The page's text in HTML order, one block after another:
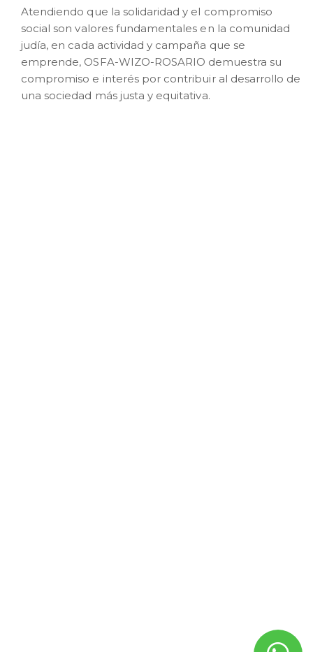
Atendiendo que la solidaridad y el compromiso
social son valores fundamentales en la comunidad
judía, en cada actividad y campaña que se
emprende, OSFA-WIZO-ROSARIO demuestra su
compromiso e interés por contribuir al desarrollo de
una sociedad más justa y equitativa.